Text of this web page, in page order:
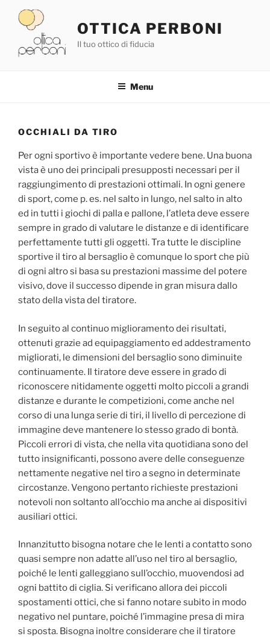
contenuto
OTTICA PERBONI
Il tuo ottico di fiducia
Menu
OCCHIALI DA TIRO
Per ogni sportivo è importante vedere bene. Una buona
vista è uno dei principali presupposti necessari per il
raggiungimento di prestazioni ottimali. In ogni genere
di sport, come p. es. nel salto in lungo, nel salto in alto
ed in tutti i giochi di palla e pallone, l’atleta deve essere
sempre in grado di valutare le distanze e di identificare
perfettamente tutti gli oggetti. Tra tutte le discipline
sportive il tiro al bersaglio è comunque lo sport che più
di ogni altro si basa su prestazioni massime del potere
visivo, dove il successo dipende in gran misura dallo
stato della vista del tiratore.
In seguito al continuo miglioramento dei risultati,
ottenuti grazie ad equipaggiamento ed addestramento
migliorati, le dimensioni del bersaglio sono diminuite
continuamente. Il tiratore deve essere in grado di
riconoscere nitidamente oggetti molto piccoli a grandi
distanze e durante le competizioni, come anche nel
corso di una lunga serie di tiri, il livello di percezione di
immagine deve mantenere lo stesso grado di bontà.
Piccoli errori di vista, che nella vita quotidiana sono del
tutto insignificanti, possono avere delle conseguenze
nettamente negative nel tiro a segno in determinate
circostanze. Vengono pertanto richieste prestazioni
notevoli non soltanto all’occhio ma anche ai dispositivi
ausiliari ottici.
Innanzitutto bisogna notare che le lenti a contatto sono
quasi sempre non adatte all’uso nel tiro al bersaglio,
poiché le lenti galleggiano sull’occhio, muovendosi ad
ogni battito di ciglia. Si verificano allora dei piccoli
spostamenti ottici, che si fanno notare subito in modo
negativo nel puntare, poiché l’immagine presa di mira
si sposta. Bisogna inoltre considerare che il tiratore